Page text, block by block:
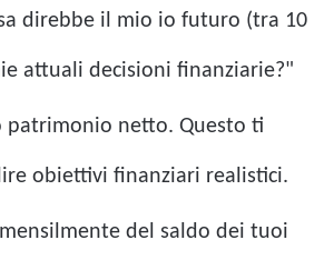
direbbe il mio io futuro (tra 10
attuali decisioni finanziarie?"
patrimonio netto. Questo ti
obiettivi finanziari realistici.
del saldo dei tuoi